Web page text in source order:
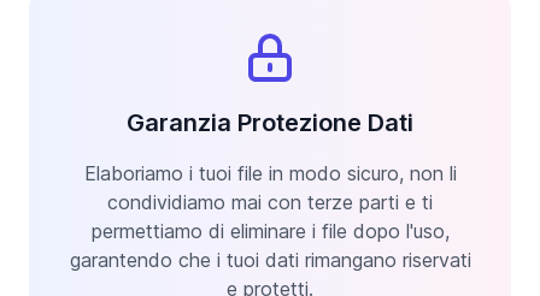
Garanzia Protezione Dati
Elaboriamo i tuoi file in modo sicuro, non li
condividiamo mai con terze parti e ti
permettiamo di eliminare i file dopo l'uso,
garantendo che i tuoi dati rimangano riservati
e protetti.